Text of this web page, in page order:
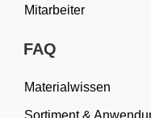
Mitarbeiter
FAQ
Materialwissen
Sortiment &